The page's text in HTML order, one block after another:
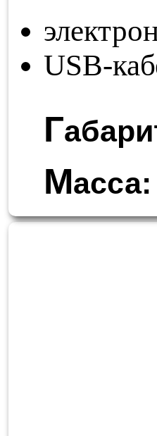
USB-
Г
Масса: